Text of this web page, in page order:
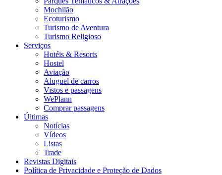
Mochilão
Ecoturismo
Turismo de Aventura
Turismo Religioso
Serviços
Hotéis & Resorts
Hostel
Aviação
Aluguel de carros
Vistos e passagens
WePlann
Comprar passagens
Últimas
Notícias
Vídeos
Listas
Trade
Revistas Digitais
Política de Privacidade e Proteção de Dados